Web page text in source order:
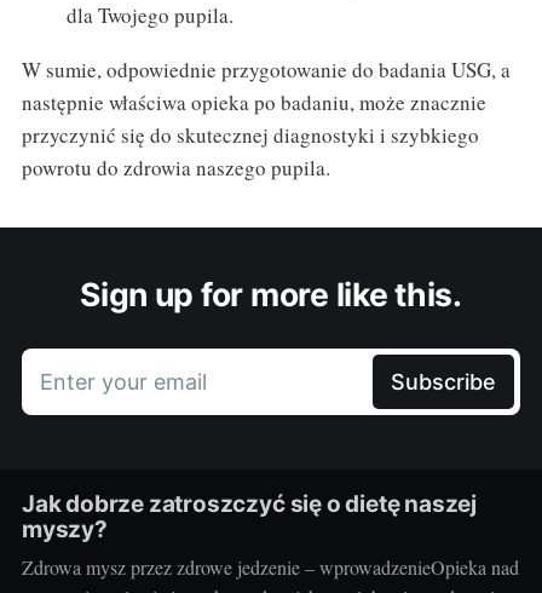
dla Twojego pupila.
W sumie, odpowiednie przygotowanie do badania USG, a
następnie właściwa opieka po badaniu, może znacznie
przyczynić się do skutecznej diagnostyki i szybkiego
powrotu do zdrowia naszego pupila.
Sign up for more like this.
Enter your email Subscribe
Jak dobrze zatroszczyć się o dietę naszej
myszy?
Zdrowa mysz przez zdrowe jedzenie – wprowadzenieOpieka nad